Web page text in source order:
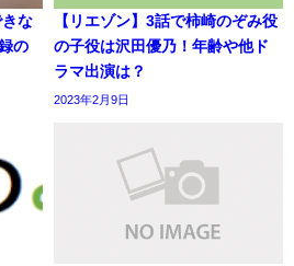
な
の
【リエゾン】3話で柿崎のぞみ役
の子役は沢田優乃！年齢や他ド
ラマ出演は？
2023年2月9日